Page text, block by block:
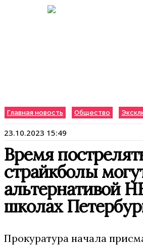
Главная новость Общество
23.10.2023 15:49
Время
страйкболы
альтернативой
школах
Прокуратура начала